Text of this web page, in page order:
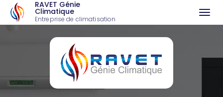
RAVET Génie
Climatique
Entreprise de climatisation
à Saint-André-de-Cubzac